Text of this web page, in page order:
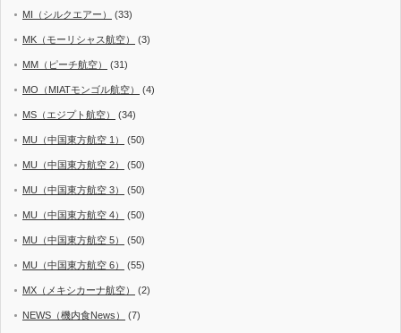
MI（シルクエアー） (33)
MK（モーリシャス航空） (3)
MM（ピーチ航空） (31)
MO（MIATモンゴル航空） (4)
MS（エジプト航空） (34)
MU（中国東方航空 1） (50)
MU（中国東方航空 2） (50)
MU（中国東方航空 3） (50)
MU（中国東方航空 4） (50)
MU（中国東方航空 5） (50)
MU（中国東方航空 6） (55)
MX（メキシカーナ航空） (2)
NEWS（機内食News） (7)